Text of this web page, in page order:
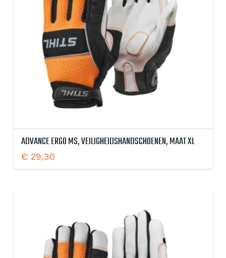
ADVANCE ERGO MS, VEILIGHEIDSHANDSCHOENEN, MAAT XL
€ 29,30